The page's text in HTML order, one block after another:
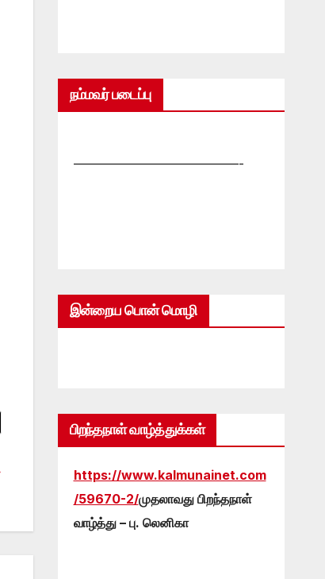
நம்மவர் படைப்பு
—————————————-
இன்றைய பொன் மொழி
பிறந்தநாள் வாழ்த்துக்கள்
https://www.kalmunainet.com
/59670-2/முதலாவது பிறந்தநாள்
வாழ்த்து – பு. லெனிகா